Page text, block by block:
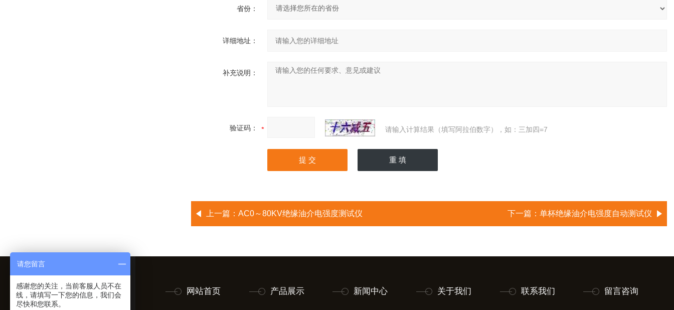
省份：
详细地址：
补充说明：
验证码： 请输入计算结果（填写阿拉伯数字），如：三加四=7
上一篇： AC0～80KV绝缘油介电强度测试仪 下一篇： 单杯绝缘油介电强度自动测试仪
网站首页 产品展示 新闻中心 关于我们 联系我们 留言咨询
请您留言
感谢您的关注，当前客服人员不在
线，请填写一下您的信息，我们会
尽快和您联系。